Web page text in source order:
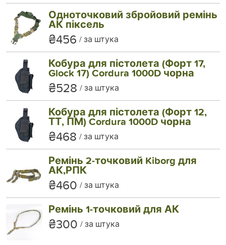
Одноточковий збройовий ремінь
АК піксель
₴456 за штука
Кобура для пістолета (Форт 17,
Glock 17) Cordura 1000D чорна
₴528 за штука
Кобура для пістолета (Форт 12,
ТТ, ПМ) Cordura 1000D чорна
₴468 за штука
Ремінь 2-точковий Kiborg для
АК,РПК
₴460 за штука
Ремінь 1-точковий для АК
₴300 за штука